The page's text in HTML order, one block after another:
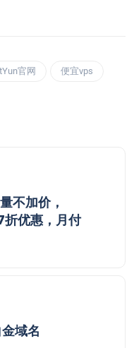
官网 便宜vps
不加价，
优惠，月付
域名